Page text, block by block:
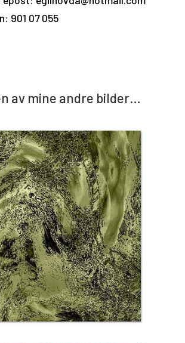
901 07 055
av mine andre bilder…